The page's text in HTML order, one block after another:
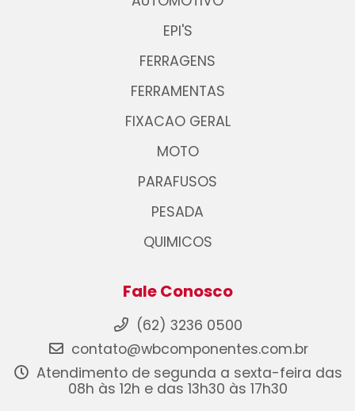
EPI'S
FERRAGENS
FERRAMENTAS
FIXACAO GERAL
MOTO
PARAFUSOS
PESADA
QUIMICOS
Fale Conosco
(62) 3236 0500
contato@wbcomponentes.com.br
Atendimento de segunda a sexta-feira das
08h às 12h e das 13h30 às 17h30